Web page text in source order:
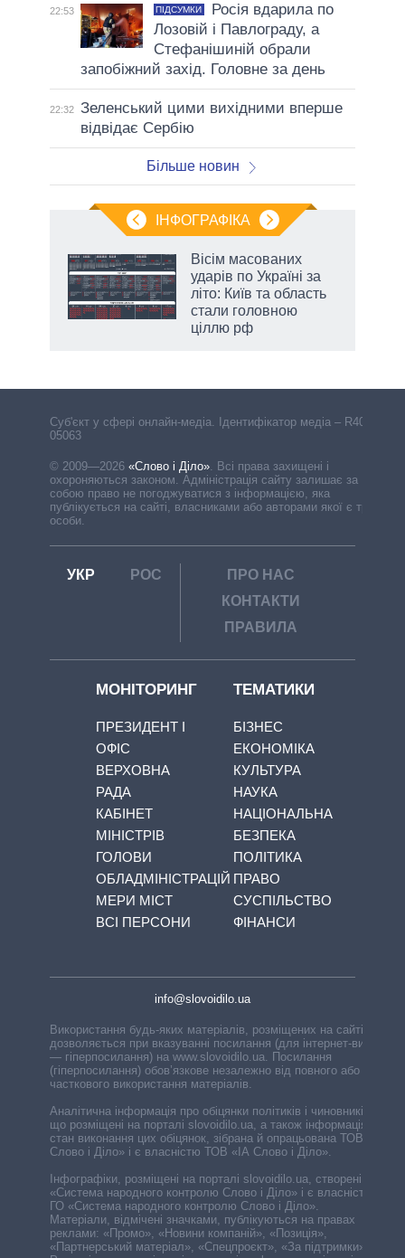
22:53 ПІДСУМКИ
Росія вдарила по
Лозовій і Павлограду, а
Стефанішиній обрали
запобіжний захід. Головне за день
22:32 Зеленський цими вихідними вперше
відвідає Сербію
Більше новин
ІНФОГРАФІКА
Вісім масованих
ударів по Україні за
літо: Київ та область
стали головною
ціллю рф
Cуб'єкт у сфері онлайн-медіа. Ідентифікатор медіа – R40-
05063
© 2009—2026 «Слово і Діло». Всі права захищені і
охороняються законом. Адміністрація сайту залишає за
собою право не погоджуватися з інформацією, яка
публікується на сайті, власниками або авторами якої є треті
особи.
УКР РОС
ПРО НАС
КОНТАКТИ
ПРАВИЛА
МОНІТОРИНГ
ПРЕЗИДЕНТ І
ОФІС
ВЕРХОВНА
РАДА
КАБІНЕТ
МІНІСТРІВ
ГОЛОВИ
ОБЛАДМІНІСТРАЦІЙ
МЕРИ МІСТ
ВСІ ПЕРСОНИ
ТЕМАТИКИ
БІЗНЕС
ЕКОНОМІКА
КУЛЬТУРА
НАУКА
НАЦІОНАЛЬНА
БЕЗПЕКА
ПОЛІТИКА
ПРАВО
СУСПІЛЬСТВО
ФІНАНСИ
info@slovoidilo.ua
Використання будь-яких матеріалів, розміщених на сайті,
дозволяється при вказуванні посилання (для інтернет-видань
— гіперпосилання) на www.slovoidilo.ua. Посилання
(гіперпосилання) обов’язкове незалежно від повного або
часткового використання матеріалів.
Аналітична інформація про обіцянки політиків і чиновників,
що розміщені на порталі slovoidilo.ua, а також інформація про
стан виконання цих обіцянок, зібрана й опрацьована ТОВ «ІА
Слово і Діло» і є власністю ТОВ «ІА Слово і Діло».
Інфографіки, розміщені на порталі slovoidilo.ua, створені ГО
«Система народного контролю Слово і Діло» і є власністю
ГО «Система народного контролю Слово і Діло».
Матеріали, відмічені значками, публікуються на правах
реклами: «Промо», «Новини компаній», «Позиція»,
«Партнерський матеріал», «Спецпроєкт», «За підтримки».